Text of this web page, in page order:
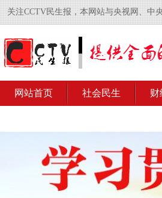
关注CCTV民生报，本网站与央视网、中
网站首页 社会民生 财